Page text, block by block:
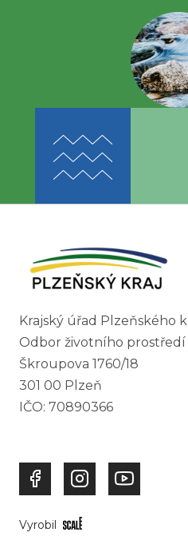
Vyrobil
Krajský úřad Plzeňského
Odbor životního prostředí
Škroupova 1760/18
301 00 Plzeň
IČO: 70890366